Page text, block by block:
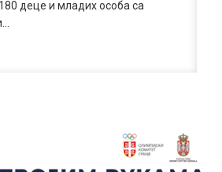
деце и младих особа са